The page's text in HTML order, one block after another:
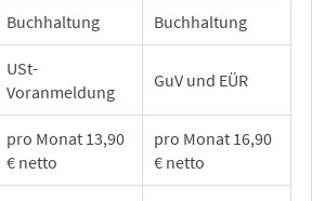
Buchhaltung Buchhaltung
USt-
Voranmeldung
GuV und EÜR
pro Monat 13,90
€ netto
pro Monat 16,90
€ netto